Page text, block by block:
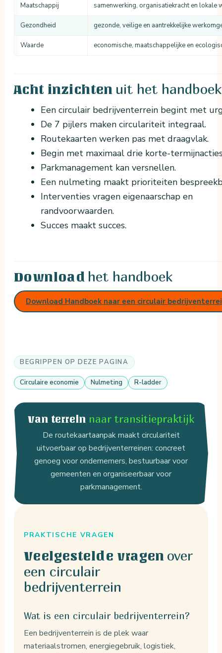
Maatschappij samenwerking, organisatiekracht en lokale
Gezondheid gezonde, veilige en aantrekkelijke
Waarde economische, maatschappelijke en
Acht inzichten uit het handboek
Een circulair bedrijventerrein begint met
De 7 pijlers maken circulariteit integraal.
Routekaarten werken pas met draagvlak.
Begin met maximaal drie korte-
Parkmanagement kan versnellen.
Een nulmeting maakt prioriteiten
Interventies vragen eigenaarschap en
randvoorwaarden.
Succes maakt succes.
Download het handboek
Download Handboek naar een circulair
BEGRIPPEN OP DEZE PAGINA
Circulaire economie Nulmeting R-ladder
Van terrein naar transitiepraktijk
De routekaartaanpak maakt circulariteit
uitvoerbaar op bedrijventerreinen: concreet
genoeg voor ondernemers, bestuurbaar voor
gemeenten en organiseerbaar voor
parkmanagement.
PRAKTISCHE VRAGEN
Veelgestelde vragen over
een circulair
bedrijventerrein
Wat is een circulair bedrijventerrein?
Een bedrijventerrein is de plek waar
materiaalstromen, energiegebruik, logistiek,